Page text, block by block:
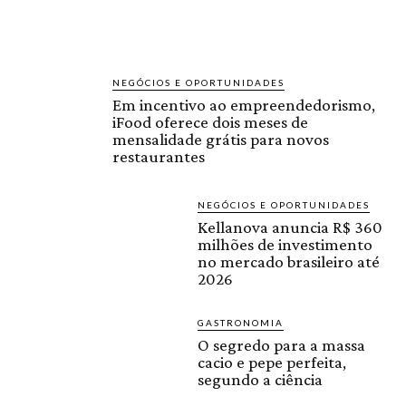
NEGÓCIOS E OPORTUNIDADES
Em incentivo ao empreendedorismo,
iFood oferece dois meses de
mensalidade grátis para novos
restaurantes
NEGÓCIOS E OPORTUNIDADES
Kellanova anuncia R$ 360
milhões de investimento
no mercado brasileiro até
2026
GASTRONOMIA
O segredo para a massa
cacio e pepe perfeita,
segundo a ciência